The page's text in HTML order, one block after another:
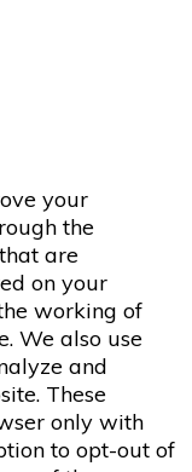
your
the
are
on your
working of
We also use
and
These
only with
to opt-out of